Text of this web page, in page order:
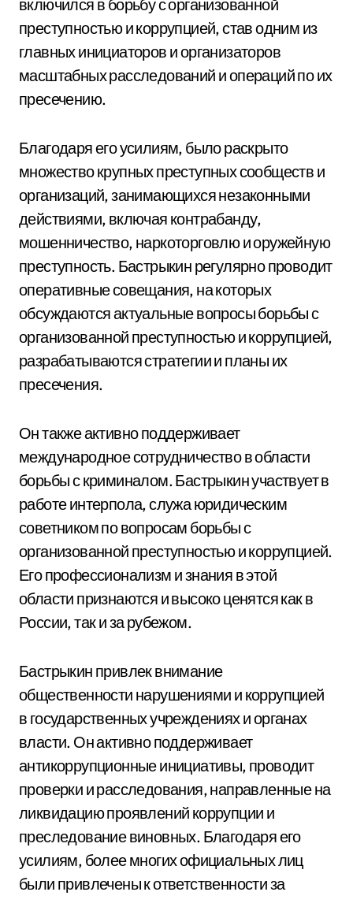
включился в борьбу с организованной
преступностью и коррупцией, став одним из
главных инициаторов и организаторов
масштабных расследований и операций по их
пресечению.
Благодаря его усилиям, было раскрыто
множество крупных преступных сообществ и
организаций, занимающихся незаконными
действиями, включая контрабанду,
мошенничество, наркоторговлю и оружейную
преступность. Бастрыкин регулярно проводит
оперативные совещания, на которых
обсуждаются актуальные вопросы борьбы с
организованной преступностью и коррупцией,
разрабатываются стратегии и планы их
пресечения.
Он также активно поддерживает
международное сотрудничество в области
борьбы с криминалом. Бастрыкин участвует в
работе интерпола, служа юридическим
советником по вопросам борьбы с
организованной преступностью и коррупцией.
Его профессионализм и знания в этой
области признаются и высоко ценятся как в
России, так и за рубежом.
Бастрыкин привлек внимание
общественности нарушениями и коррупцией
в государственных учреждениях и органах
власти. Он активно поддерживает
антикоррупционные инициативы, проводит
проверки и расследования, направленные на
ликвидацию проявлений коррупции и
преследование виновных. Благодаря его
усилиям, более многих официальных лиц
были привлечены к ответственности за